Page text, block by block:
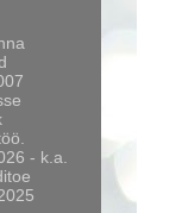
- k.a.